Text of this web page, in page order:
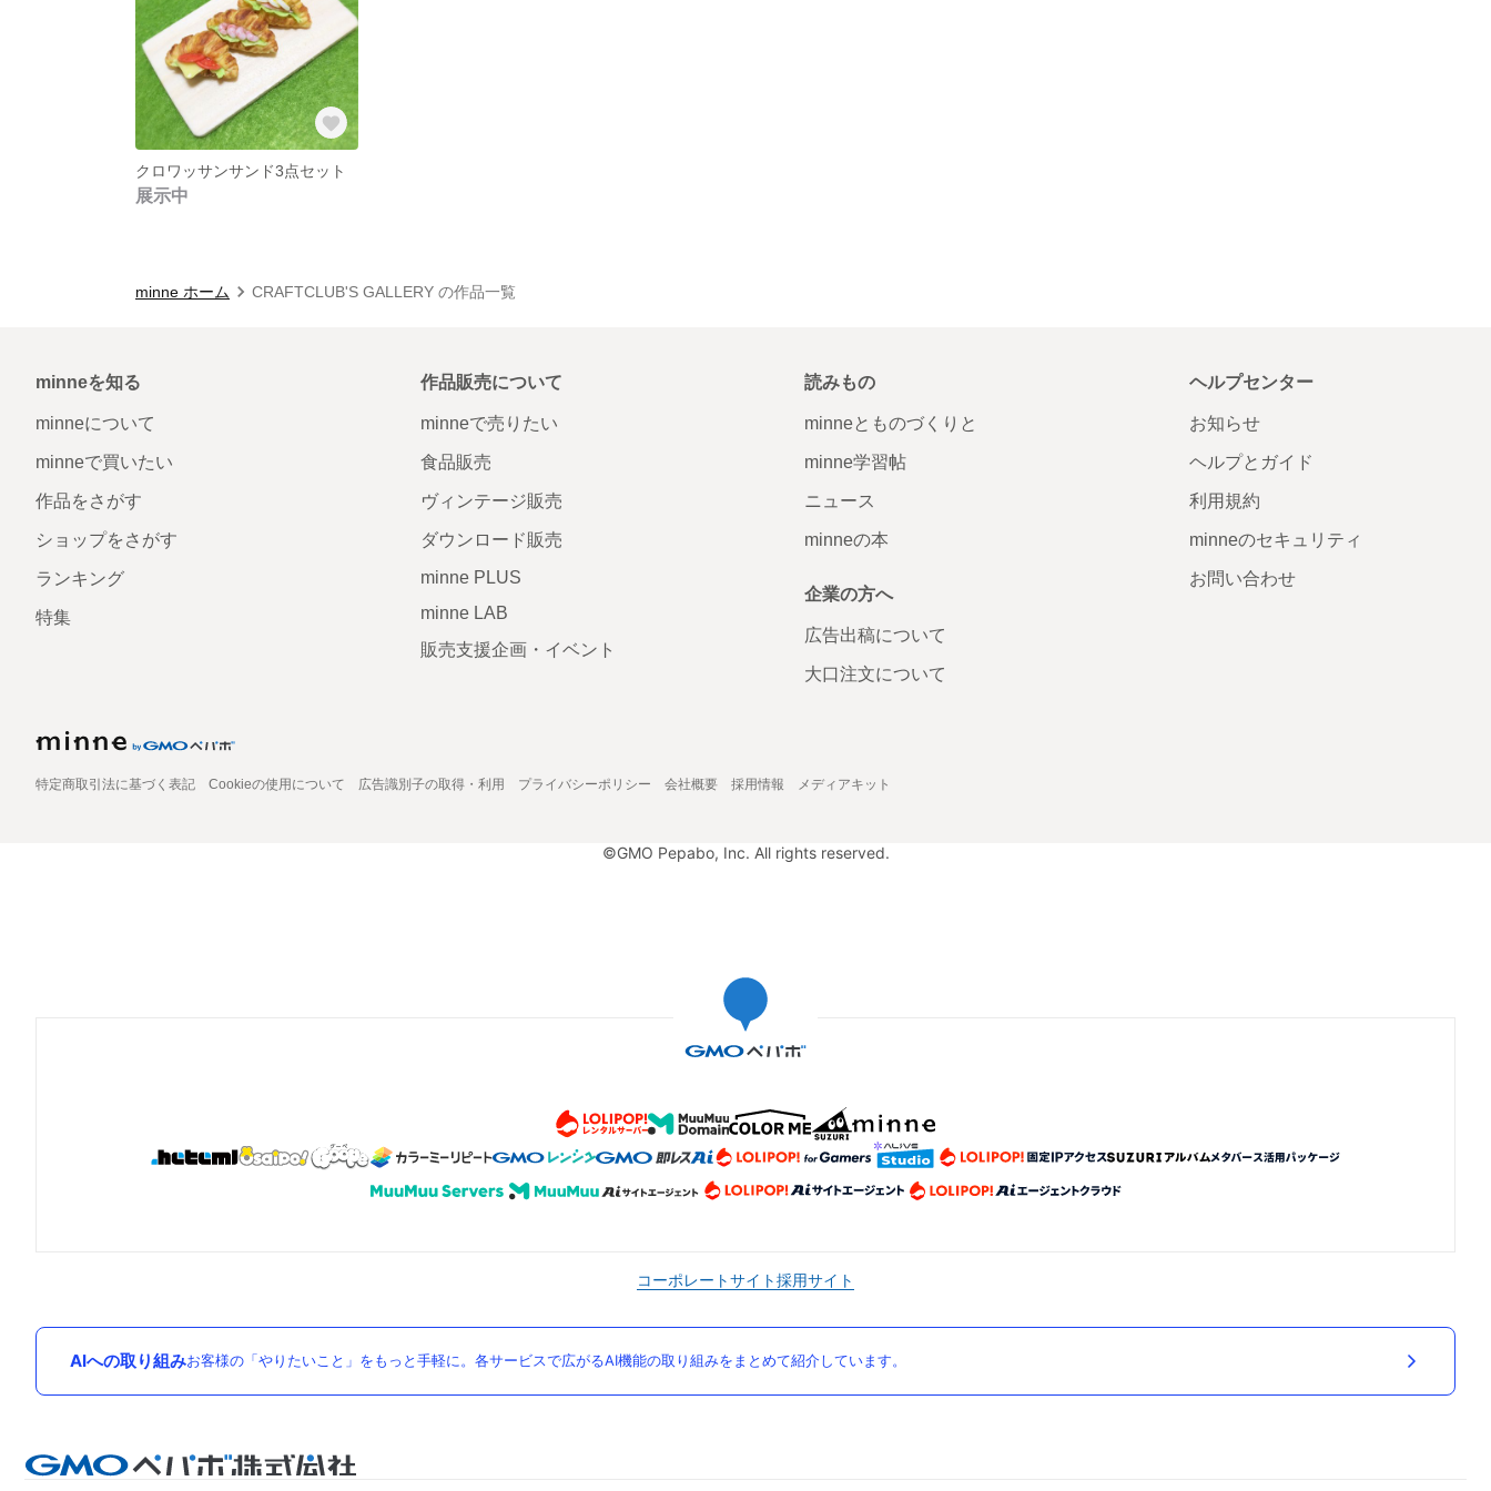
クロワッサンサンド3点セット
展示中
minne ホーム CRAFTCLUB'S GALLERY の作品一覧
minneを知る
minneについて
minneで買いたい
作品をさがす
ショップをさがす
ランキング
特集
作品販売について
minneで売りたい
食品販売
ヴィンテージ販売
ダウンロード販売
minne PLUS
minne LAB
販売支援企画・イベント
読みもの
minneとものづくりと
minne学習帖
ニュース
minneの本
企業の方へ
広告出稿について
大口注文について
ヘルプセンター
お知らせ
ヘルプとガイド
利用規約
minneのセキュリティ
お問い合わせ
特定商取引法に基づく表記 Cookieの使用について 広告識別子の取得・利用 プライバシーポリシー 会社概要 採用情報 メディアキット
©GMO Pepabo, Inc. All rights reserved.
コーポレートサイト採用サイト
AIへの取り組みお客様の「やりたいこと」をもっと手軽に。各サービスで広がるAI機能の取り組みをまとめて紹介しています。